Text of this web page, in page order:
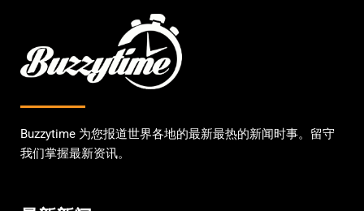
Buzzytime 为您报道世界各地的最新最热的新闻时事。留守
我们掌握最新资讯。